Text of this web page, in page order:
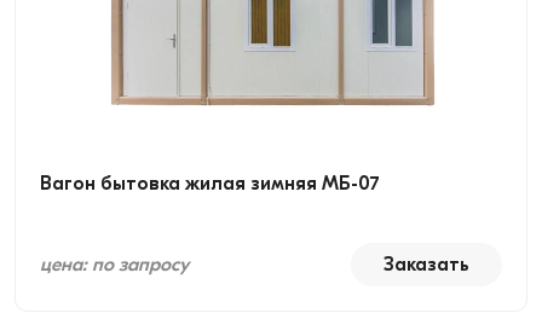
Вагон бытовка жилая зимняя МБ-07
цена: по запросу Заказать